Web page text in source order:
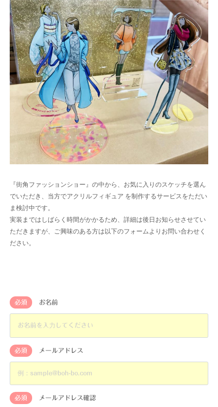
『街角ファッションショー』の中から、お気に入りのスケッチを選ん
でいただき、当方でアクリルフィギュア を制作するサービスをただい
ま検討中です。
実装まではしばらく時間がかかるため、詳細は後日お知らせさせてい
ただきますが、ご興味のある方は以下のフォームよりお問い合わせく
ださい。
必須 お名前
必須 メールアドレス
必須 メールアドレス確認